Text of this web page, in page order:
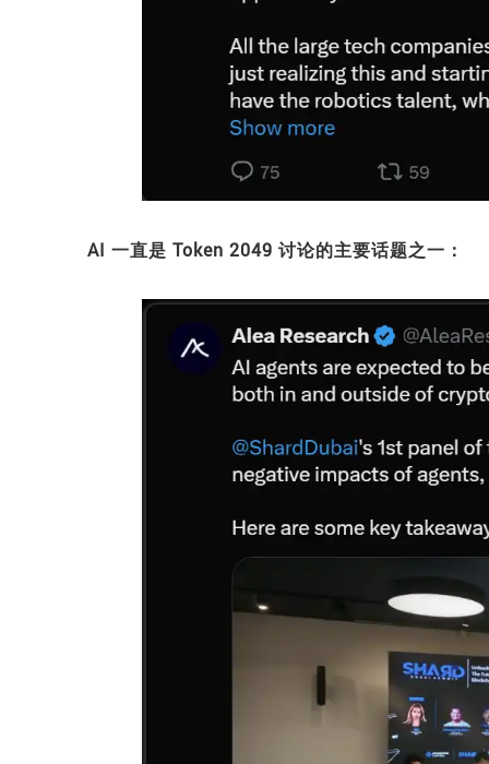
AI 一直是 Token 2049 讨论的主要话题之一：